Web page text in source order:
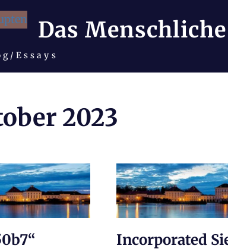
Das
Essays
2023
Incorporated